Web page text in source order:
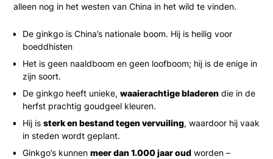
alleen nog in het westen van China in het wild te vinden.
De ginkgo is China’s nationale boom. Hij is heilig voor
boeddhisten
Het is geen naaldboom en geen loofboom; hij is de enige in
zijn soort.
De ginkgo heeft unieke, waaierachtige bladeren die in de
herfst prachtig goudgeel kleuren.
Hij is sterk en bestand tegen vervuiling, waardoor hij vaak
in steden wordt geplant.
Ginkgo’s kunnen meer dan 1.000 jaar oud worden –